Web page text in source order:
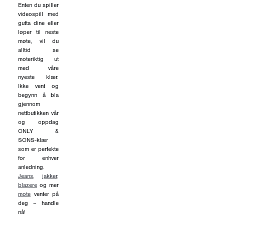
Enten du spiller
videospill med
gutta dine eller
løper til neste
møte, vil du
alltid se
moteriktig ut
med våre
nyeste klær.
Ikke vent og
begynn å bla
gjennom
nettbutikken vår
og oppdag
ONLY &
SONS-klær
som er perfekte
for enhver
anledning.
Jeans, jakker,
blazere og mer
mote venter på
deg – handle
nå!